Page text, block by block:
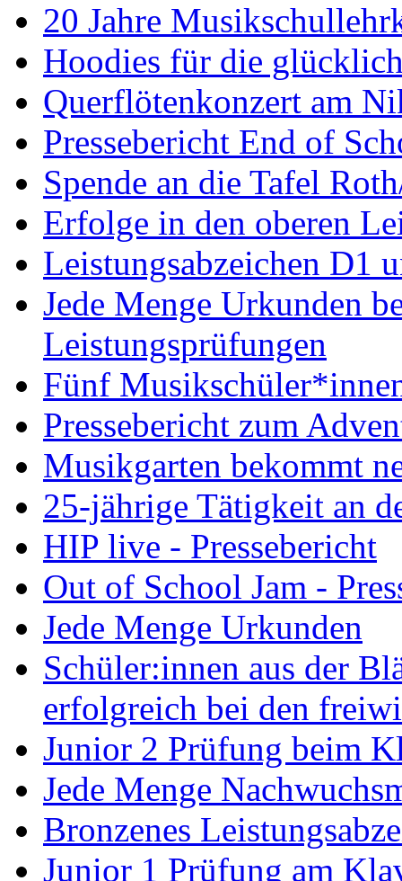
20 Jahre
Hoodies für die
Querflötenkonzert am
Pressebericht End of
Spende an die Tafel
Erfolge in den oberen
Leistungsabzeichen D1
Jede Menge Urkunden
Leistungsprüfungen
Fünf
Pressebericht zum
Musikgarten bekommt
25-jährige Tätigkeit an
HIP live - Pressebericht
Out of School Jam -
Jede Menge Urkunden
Schüler:innen aus der
erfolgreich bei den
Junior 2 Prüfung beim
Jede Menge
Bronzenes
Junior 1 Prüfung am